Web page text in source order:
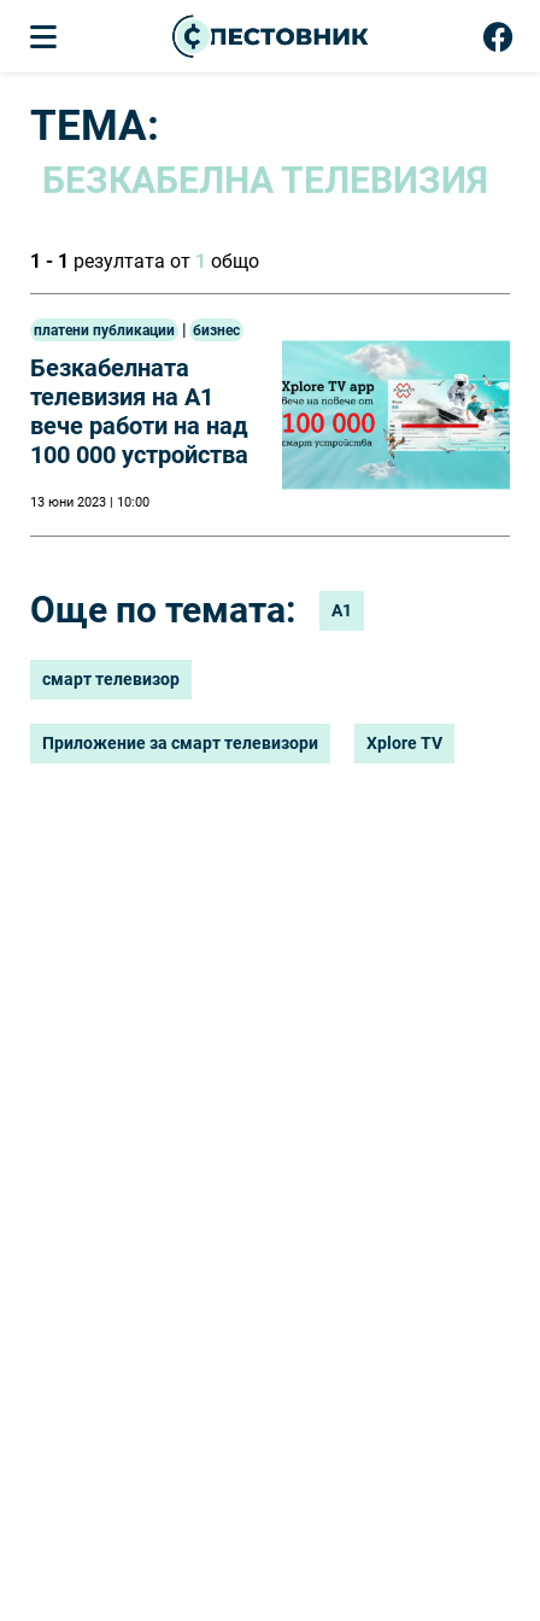
ТЕМА:
БЕЗКАБЕЛНА ТЕЛЕВИЗИЯ
1 - 1 резултата от 1 общо
платени публикации | бизнес
Безкабелната
телевизия на А1
вече работи на над
100 000 устройства
13 юни 2023 | 10:00
Още по темата: А1
смарт телевизор
Приложение за смарт телевизори Xplore TV